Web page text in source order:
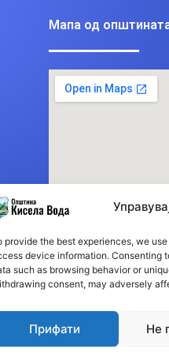
provide the best experiences, we
device information. Consenting
such as browsing behavior or
consent, may adversely
Прифати Не
Мапа од